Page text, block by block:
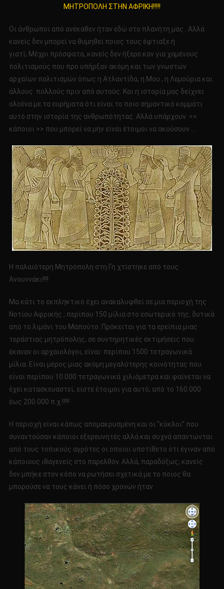
ΑΡΧΑΙΑ
ΣΤΗΝ
ΑΦΡΙΚΗ!!!!!
ΜΗΤΡΟΠΟΛΗ ΣΤΗΝ ΑΦΡΙΚΗ!!!!!
Οι άνθρωποι από ανέκαθεν ήταν εδώ στο πλανήτη μας . Αλλά
κανείς δεν μπορεί να θυμηθεί ποιος τους έφτιαξε ή
γιατί; Μέχρι πρόσφατα, κανείς δεν ήξερε καν για χαμένους
πολιτισμούς που προ υπήρξαν ακόμη και των γνωστών
αρχαίων πολιτισμών όπως η Ατλαντίδα, η Μου , η Λεμούρια και
άλλους πολλούς πριν από αυτούς. Και η ιστορία μας δείχνει
ολοένα με τα ευρήματα ότι είναι το ποιο σημαντικό κομμάτι
αυτό στην ιστορία της ανθρωπότητας. Αλλά υπάρχουν <<
κάποιοι >> που μπορεί να μην είναι έτοιμοι να ακούσουν …
Η παλαιότερη Μητρόπολη στη Γη χτίστηκε από τους
Ανουννάκι!!!!
Μα κάτι το εκπληκτικό έχει ανακαλυφθεί σε μια περιοχή της
Νοτίου Αφρικής , περίπου 150 μίλια στο εσωτερικό της, δυτικά
από το λιμάνι του Μαπούτο. Πρόκειται για τα ερείπια μιας
τεράστιας μητρόπολης, σε συντηρητικές εκτιμήσεις που
έκαναν οι αρχαιολόγοι, είναι περίπου 1500 τετραγωνικά
μίλια. Είναι μέρος μιας ακόμη μεγαλύτερης κοινότητας που
είναι περίπου 10.000 τετραγωνικά χιλιόμετρα και φαίνεται να
έχει κατασκευαστεί, είστε έτοιμοι για αυτό; από το 160.000
έως 200.000 π.χ.!!!!!
Η περιοχή είναι κάπως απομακρυσμένη και οι “κύκλοι” που
συναντούσαν κάποιοι εξερευνητές αλλά και συχνά απαντώνται
από τους τοπικούς αγρότες οι οποίοι υποτίθετο ότι έγιναν από
κάποιους ιθαγενείς στο παρελθόν. Αλλά, παραδόξως, κανείς
δεν μπήκε στον κόπο να ρωτήσει σχετικά με το ποιος θα
μπορούσε να τους κάνει ή πόσο χρονών ήταν.